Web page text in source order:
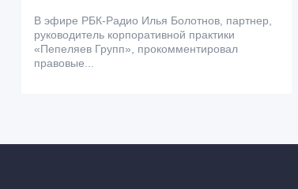
В эфире РБК-Радио Илья Болотнов, партнер,
руководитель корпоративной практики
«Пепеляев Групп», прокомментировал
правовые...